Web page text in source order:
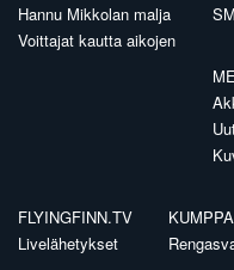
Hannu Mikkolan malja
Voittajat kautta aikojen
FLYINGFINN.TV
Livelähetykset